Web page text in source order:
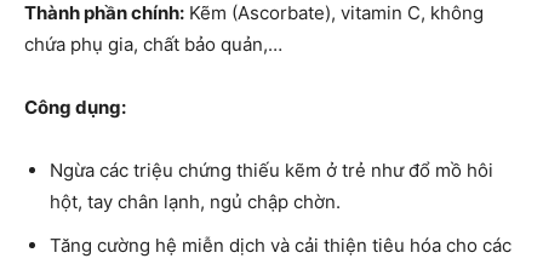
Thành phần chính: Kẽm (Ascorbate), vitamin C, không
chứa phụ gia, chất bảo quản,…
Công dụng:
Ngừa các triệu chứng thiếu kẽm ở trẻ như đổ mồ hôi
hột, tay chân lạnh, ngủ chập chờn.
Tăng cường hệ miễn dịch và cải thiện tiêu hóa cho các